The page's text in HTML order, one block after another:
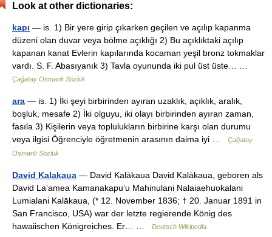
Look at other dictionaries:
kapı — is. 1) Bir yere girip çıkarken geçilen ve açılıp kapanma
düzeni olan duvar veya bölme açıklığı 2) Bu açıklıktaki açılıp
kapanan kanat Evlerin kapılarında kocaman yeşil bronz tokmaklar
vardı. S. F. Abasıyanık 3) Tavla oyununda iki pul üst üste… …
Çağatay Osmanlı Sözlük
ara — is. 1) İki şeyi birbirinden ayıran uzaklık, açıklık, aralık,
boşluk, mesafe 2) İki olguyu, iki olayı birbirinden ayıran zaman,
fasıla 3) Kişilerin veya toplulukların birbirine karşı olan durumu
veya ilgisi Öğrenciyle öğretmenin arasının daima iyi …
Çağatay
Osmanlı Sözlük
David Kalakaua — David Kalākaua David Kalākaua, geboren als
David Laʻamea Kamanakapuʻu Mahinulani Nalaiaehuokalani
Lumialani Kalākaua, (* 12. November 1836; † 20. Januar 1891 in
San Francisco, USA) war der letzte regierende König des
hawaiischen Königreiches. Er… …
Deutsch Wikipedia